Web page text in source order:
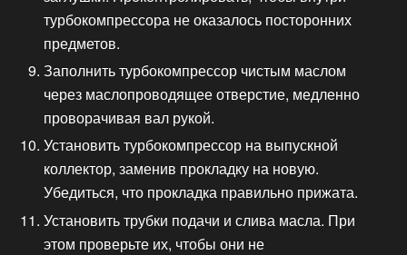
турбокомпрессора не оказалось посторонних
предметов.
Заполнить турбокомпрессор чистым маслом
через маслопроводящее отверстие, медленно
проворачивая вал рукой.
Установить турбокомпрессор на выпускной
коллектор, заменив прокладку на новую.
Убедиться, что прокладка правильно прижата.
Установить трубки подачи и слива масла. При
этом проверьте их, чтобы они не